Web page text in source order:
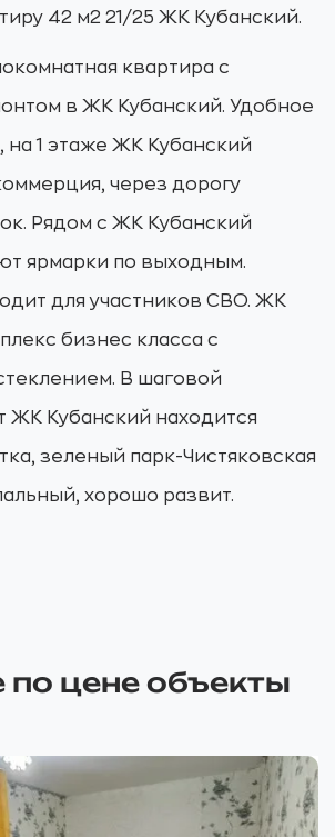
42 м2 21/25 ЖК Кубанский.
квартира с
в ЖК Кубанский. Удобное
на 1 этаже ЖК Кубанский
через дорогу
Рядом с ЖК Кубанский
ярмарки по выходным.
для участников СВО. ЖК
бизнес класса с
В шаговой
ЖК Кубанский находится
зеленый парк-Чистяковская
хорошо развит.
цене объекты